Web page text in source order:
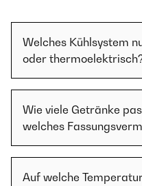
Welches Kühlsystem
oder
Wie viele Getränke
welches
Auf welche